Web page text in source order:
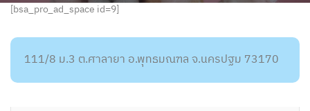
[bsa_pro_ad_space id=9]
111/8 ม.3 ต.ศาลายา อ.พุทธมณฑล จ.นครปฐม 73170